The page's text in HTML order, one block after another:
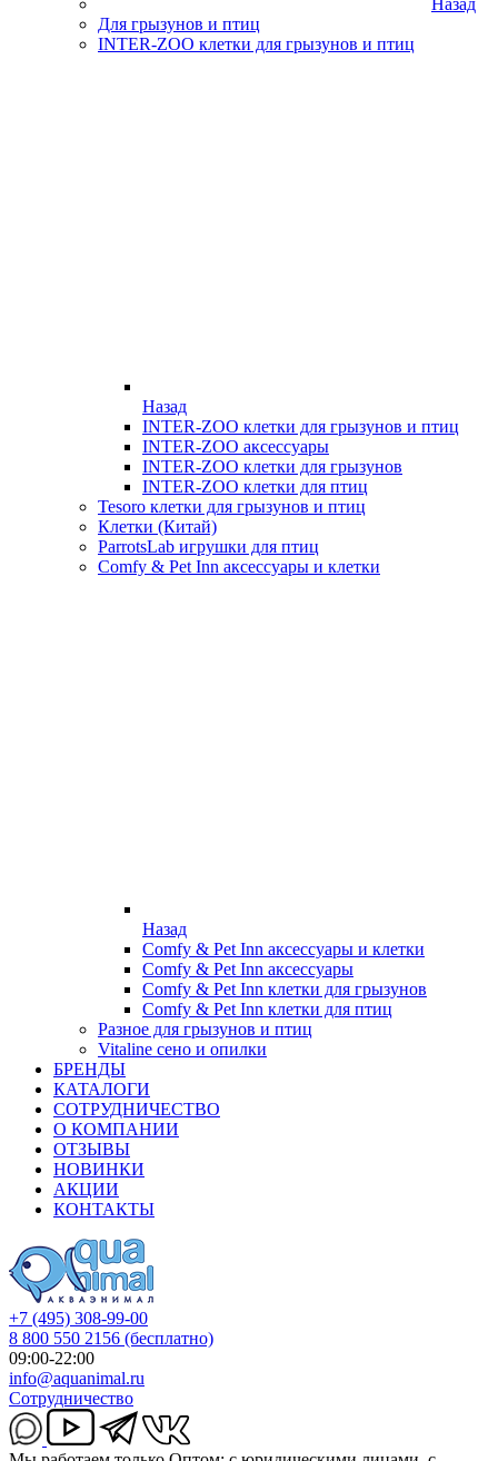
Для грызунов и птиц
INTER-ZOO клетки для грызунов и птиц
Назад
INTER-ZOO клетки для грызунов и птиц
INTER-ZOO аксессуары
INTER-ZOO клетки для грызунов
INTER-ZOO клетки для птиц
Tesoro клетки для грызунов и птиц
Клетки (Китай)
ParrotsLab игрушки для птиц
Comfy & Pet Inn аксессуары и клетки
Назад
Comfy & Pet Inn аксессуары и клетки
Comfy & Pet Inn аксессуары
Comfy & Pet Inn клетки для грызунов
Comfy & Pet Inn клетки для птиц
Разное для грызунов и птиц
Vitaline сено и опилки
БРЕНДЫ
КАТАЛОГИ
СОТРУДНИЧЕСТВО
О КОМПАНИИ
ОТЗЫВЫ
НОВИНКИ
АКЦИИ
КОНТАКТЫ
+7 (495) 308-99-00
8 800 550 2156 (бесплатно)
09:00-22:00
info@aquanimal.ru
Сотрудничество